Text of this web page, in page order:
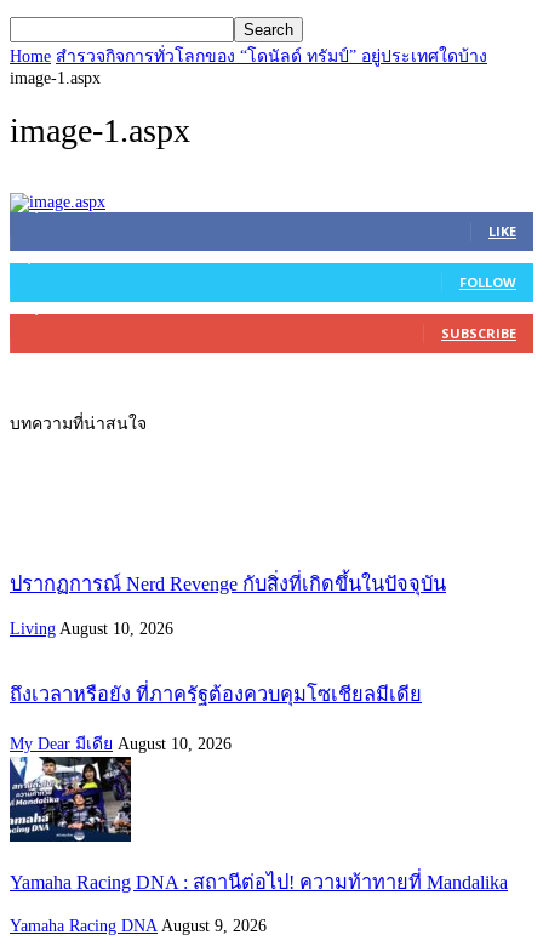
Home สำรวจกิจการทั่วโลกของ “โดนัลด์ ทรัมป์” อยู่ประเทศใดบ้าง
image-1.aspx
image-1.aspx
45,305 Fans
LIKE
2,754 Followers
FOLLOW
27,500 Subscribers
SUBSCRIBE
บทความที่น่าสนใจ
ปรากฏการณ์ Nerd Revenge กับสิ่งที่เกิดขึ้นในปัจจุบัน
Living August 10, 2026
ถึงเวลาหรือยัง ที่ภาครัฐต้องควบคุมโซเชียลมีเดีย
My Dear มีเดีย August 10, 2026
Yamaha Racing DNA : สถานีต่อไป! ความท้าทายที่ Mandalika
Yamaha Racing DNA August 9, 2026